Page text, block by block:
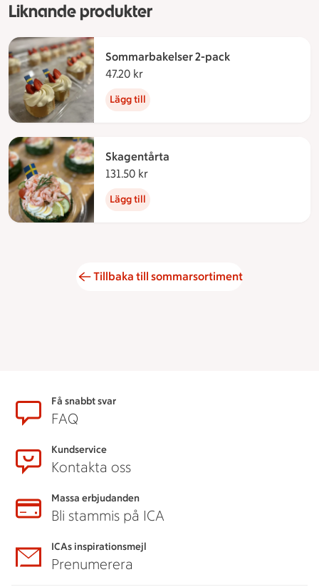
Liknande produkter
Sommarbakelser 2-pack
47.20 kr
Lägg till
Skagentårta
131.50 kr
Lägg till
Tillbaka till sommarsortiment
SidfotFå snabbt svar
FAQ
Kundservice
Kontakta oss
Massa erbjudanden
Bli stammis på ICA
ICAs inspirationsmejl
Prenumerera